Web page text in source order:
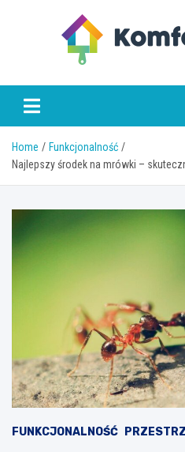
Home
Funkcjonalność
Najlepszy środek na mrówki –
FUNKCJONALNOŚĆ